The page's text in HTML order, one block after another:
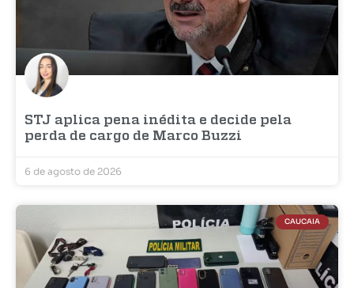
STJ aplica pena inédita e decide pela
perda de cargo de Marco Buzzi
6 de agosto de 2026
CAUCAIA